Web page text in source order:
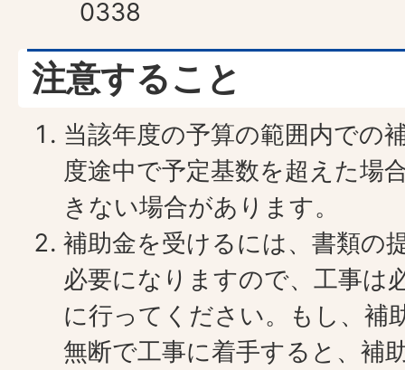
0338
注意すること
当該年度の予算の範囲内での
度途中で予定基数を超えた場
きない場合があります。
補助金を受けるには、書類の
必要になりますので、工事は
に行ってください。もし、補
無断で工事に着手すると、補